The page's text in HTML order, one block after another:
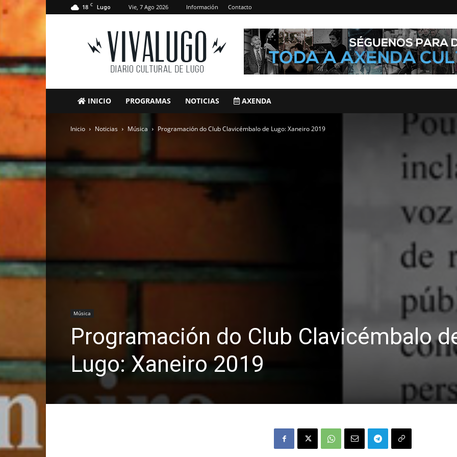
18 C Lugo Vie, 7 Ago 2026 Información Contacto
VivaLugo
INICIO PROGRAMAS NOTICIAS AXENDA
Inicio Noticias Música Programación do Club Clavicémbalo de Lugo: Xaneiro 2019
Música
Programación do Club Clavicémbalo
Lugo: Xaneiro 2019